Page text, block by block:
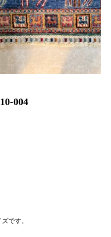
004
です。